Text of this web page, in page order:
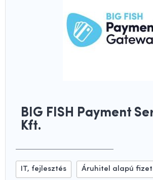
BIG FISH Payment
Kft.
IT, fejlesztés Áruhitel alapú